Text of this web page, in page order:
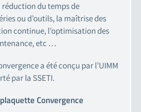
du temps de
ou d’outils, la maîtrise des
continue, l’optimisation des
etc …
a été conçu par l’UIMM
par la SSETI.
Convergence